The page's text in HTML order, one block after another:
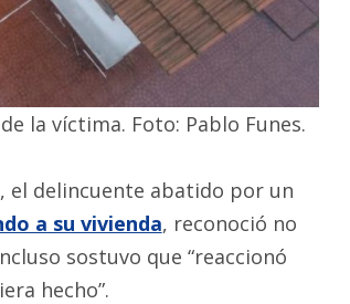
la víctima. Foto: Pablo Funes.
el delincuente abatido por un
a su vivienda, reconoció no
sostuvo que “reaccionó
hecho”.